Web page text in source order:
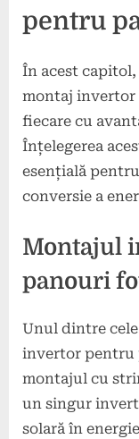
pentru
În acest
montaj
fiecare cu
Înțelegerea
esențială
conversie a
Montajul
panouri
Unul dintre
invertor pentru
montajul cu
un singur
solară în